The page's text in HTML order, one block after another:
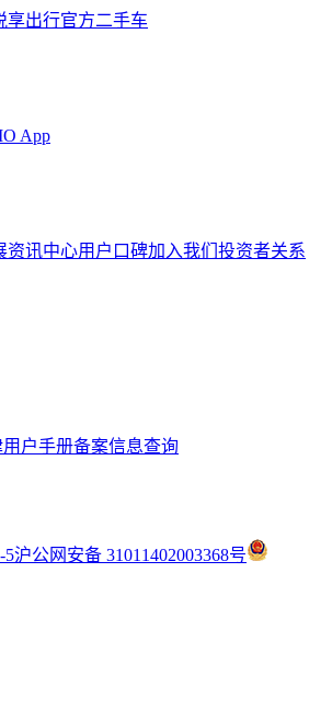
享出行官方二手车
App
资讯中心用户口碑加入我们 投资者关系
用户手册备案信息查询
5沪公网安备 31011402003368号